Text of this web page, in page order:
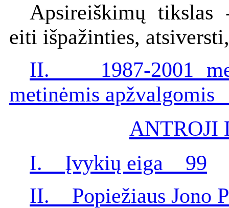
Apsireiškimų tikslas
eiti išpažinties,
II. 1987-2001
metinėmis
ANTROJI
I. Įvykių eiga 99
II. Popiežiaus Jono